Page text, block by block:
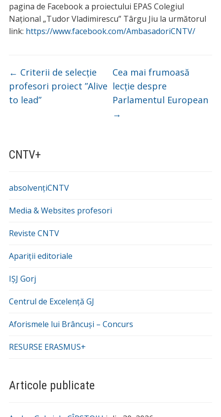
CNTV+
absolvențiCNTV
Media & Websites profesori
Reviste CNTV
Apariții editoriale
IȘJ Gorj
Centrul de Excelență GJ
Aforismele lui Brâncuși – Concurs
RESURSE ERASMUS+
Articole publicate
pagina de Facebook a proiectului EPAS Colegiul
Național „Tudor Vladimirescu” Târgu Jiu la următorul
link: https://www.facebook.com/AmbasadoriCNTV/
← Criterii de selecție
profesori proiect ”Alive
to lead”
Cea mai frumoasă
lecție despre
Parlamentul European
→